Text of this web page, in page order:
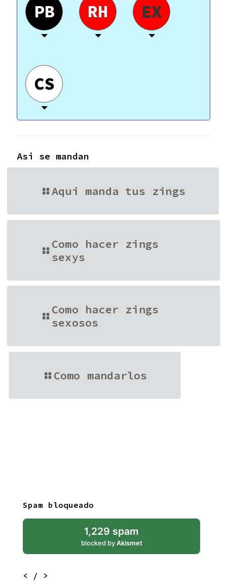
PB RH EX
CS
Asi se mandan
Aqui manda tus zings
Como hacer zings
sexys
Como hacer zings
sexosos
Como mandarlos
Spam bloqueado
1,229 spam
blocked byAkismet
< / >